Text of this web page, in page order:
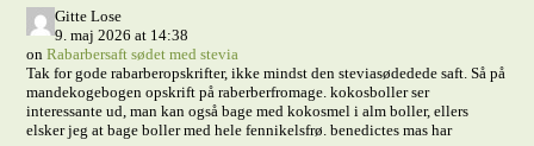
Gitte Lose
9. maj 2026 at 14:38
onRabarbersaft sødet med stevia
Tak for gode rabarberopskrifter, ikke mindst den steviasødedede saft. Så på
mandekogebogen opskrift på raberberfromage. kokosboller ser
interessante ud, man kan også bage med kokosmel i alm boller, ellers
elsker jeg at bage boller med hele fennikelsfrø. benedictes mas har